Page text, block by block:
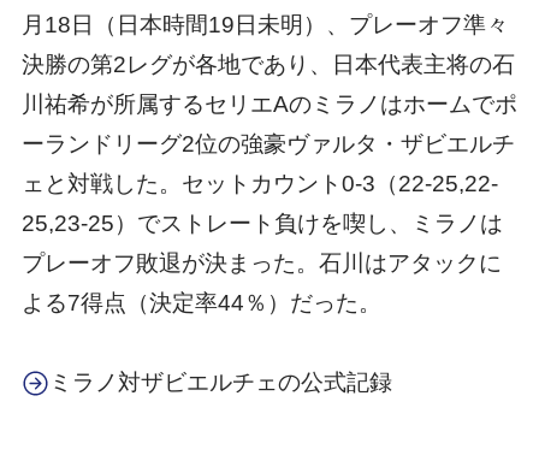
月18日（日本時間19日未明）、プレーオフ準々
決勝の第2レグが各地であり、日本代表主将の石
川祐希が所属するセリエAのミラノはホームでポ
ーランドリーグ2位の強豪ヴァルタ・ザビエルチ
ェと対戦した。セットカウント0-3（22-25,22-
25,23-25）でストレート負けを喫し、ミラノは
プレーオフ敗退が決まった。石川はアタックに
よる7得点（決定率44％）だった。
ミラノ対ザビエルチェの公式記録